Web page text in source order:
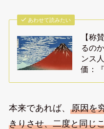
あわせて読みたい
【称
るの
ンス
価：
本来であれば、 原因を
きりさせ、二度と同じ